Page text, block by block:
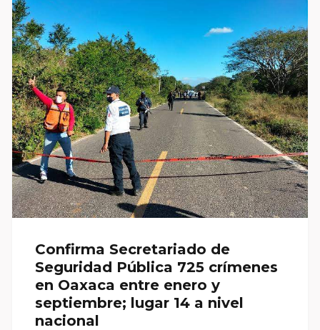
Confirma Secretariado de
Seguridad Pública 725 crímenes
en Oaxaca entre enero y
septiembre; lugar 14 a nivel
nacional